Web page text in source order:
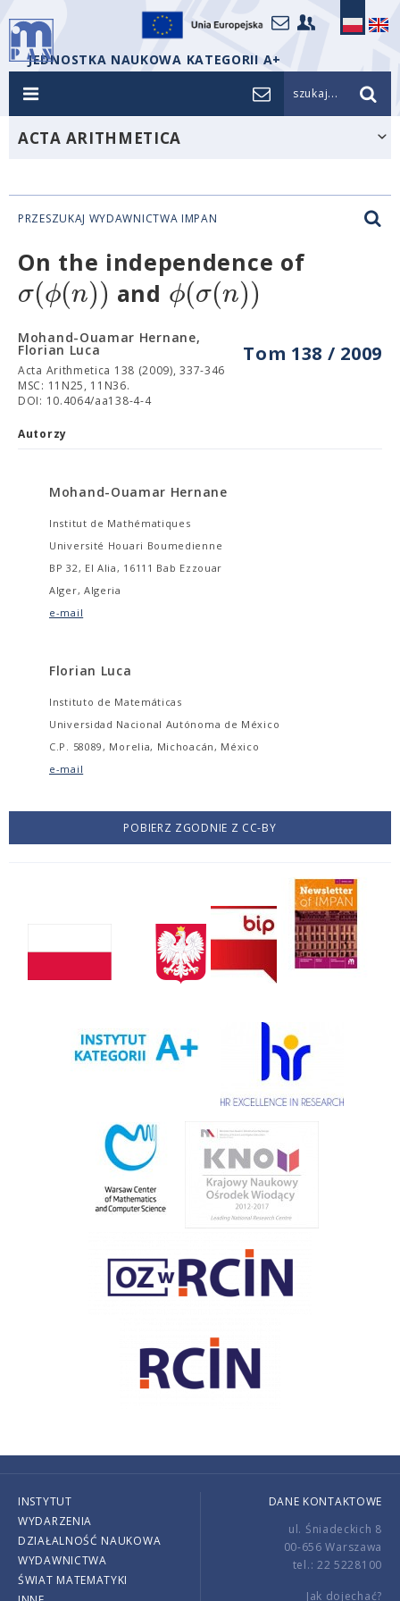
JEDNOSTKA NAUKOWA KATEGORII A+
szukaj...
ACTA ARITHMETICA
PRZESZUKAJ WYDAWNICTWA IMPAN
On the independence of
σ(ϕ(n)) and ϕ(σ(n))
Tom 138 / 2009
Mohand-Ouamar Hernane,
Florian Luca
Acta Arithmetica 138 (2009), 337-346
MSC: 11N25, 11N36.
DOI: 10.4064/aa138-4-4
Autorzy
Mohand-Ouamar Hernane
Institut de Mathématiques
Université Houari Boumedienne
BP 32, El Alia, 16111 Bab Ezzouar
Alger, Algeria
e-mail
Florian Luca
Instituto de Matemáticas
Universidad Nacional Autónoma de México
C.P. 58089, Morelia, Michoacán, México
e-mail
POBIERZ ZGODNIE Z CC-BY
INSTYTUT
WYDARZENIA
DZIAŁALNOŚĆ NAUKOWA
WYDAWNICTWA
ŚWIAT MATEMATYKI
DANE KONTAKTOWE
ul. Śniadeckich 8
00-656 Warszawa
tel.: 22 5228100
Jak dojechać?